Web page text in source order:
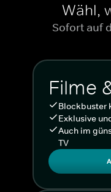
Wähl,
Sofort auf
Filme
Blockbuster
Exklusive
Auch im
TV